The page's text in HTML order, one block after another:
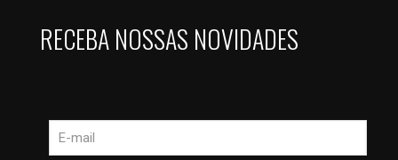
RECEBA NOSSAS NOVIDADES